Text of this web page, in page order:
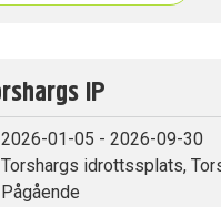
IP
2026-01-05 - 2026-09-30
Torshargs idrottssplats,
Pågående